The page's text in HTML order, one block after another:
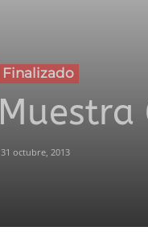
Finalizado
Muestra
31 octubre, 2013